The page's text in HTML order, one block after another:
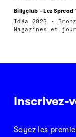
Billyclub - Lez Spread
Idéa 2023 -
Magazines et
Inscrivez-
Soyez les